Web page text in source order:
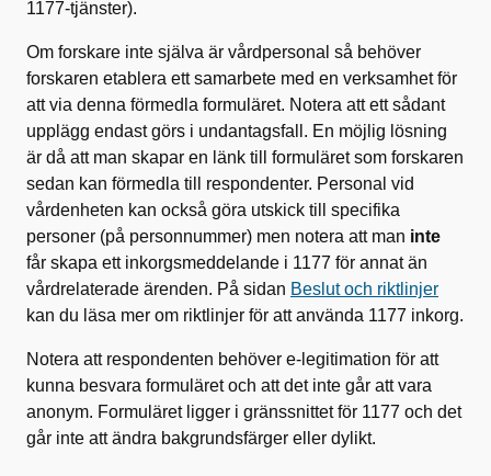
1177-tjänster).
Om forskare inte själva är vårdpersonal så behöver
forskaren etablera ett samarbete med en verksamhet för
att via denna förmedla formuläret. Notera att ett sådant
upplägg endast görs i undantagsfall. En möjlig lösning
är då att man skapar en länk till formuläret som forskaren
sedan kan förmedla till respondenter. Personal vid
vårdenheten kan också göra utskick till specifika
personer (på personnummer) men notera att man inte
får skapa ett inkorgsmeddelande i 1177 för annat än
vårdrelaterade ärenden. På sidan Beslut och riktlinjer
kan du läsa mer om riktlinjer för att använda 1177 inkorg.
Notera att respondenten behöver e-legitimation för att
kunna besvara formuläret och att det inte går att vara
anonym. Formuläret ligger i gränssnittet för 1177 och det
går inte att ändra bakgrundsfärger eller dylikt.